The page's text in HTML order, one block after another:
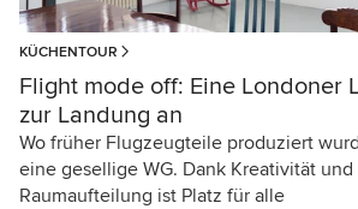
KÜCHENTOUR
Flight mode off: Eine Londoner
zur Landung an
Wo früher Flugzeugteile produziert
eine gesellige WG. Dank Kreativität
Raumaufteilung ist Platz für alle